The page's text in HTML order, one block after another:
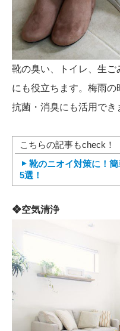
靴の臭い、トイレ、生
にも役立ちます。梅雨
抗菌・消臭にも活用でき
こちらの記事もcheck！
靴のニオイ対策に！
5選！
❖空気清浄